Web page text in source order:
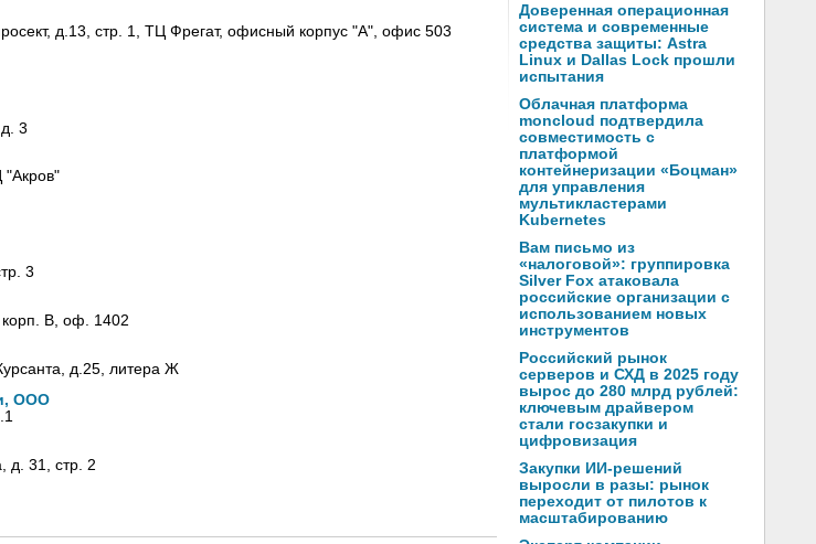
д.13, стр. 1, ТЦ Фрегат, офисный корпус "А", офис 503
3
"Акров"
3
корп. В, оф. 1402
д.25, литера Ж
ООО
д. 31, стр. 2
Доверенная операционная
система и современные
средства защиты: Astra
Linux и Dallas Lock прошли
испытания
Облачная платформа
moncloud подтвердила
совместимость с
платформой
контейнеризации «Боцман»
для управления
мультикластерами
Kubernetes
Вам письмо из
«налоговой»: группировка
Silver Fox атаковала
российские организации с
использованием новых
инструментов
Российский рынок
серверов и СХД в 2025 году
вырос до 280 млрд рублей:
ключевым драйвером
стали госзакупки и
цифровизация
Закупки ИИ-решений
выросли в разы: рынок
переходит от пилотов к
масштабированию